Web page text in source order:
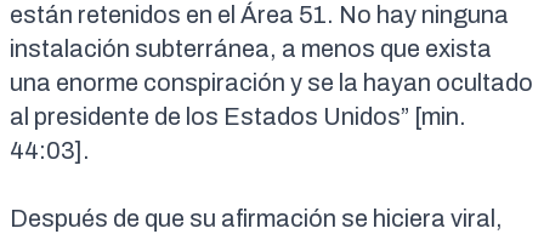
están retenidos en el Área 51. No hay ninguna
instalación subterránea, a menos que exista
una enorme conspiración y se la hayan ocultado
al presidente de los Estados Unidos” [min.
44:03].
Después de que su afirmación se hiciera viral,